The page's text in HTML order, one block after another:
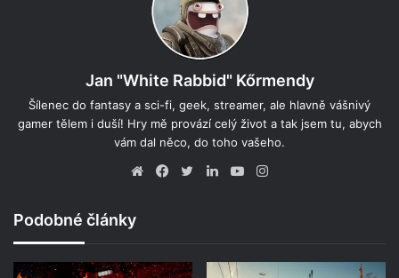
Jan "White Rabbid" Kőrmendy
Šílenec do fantasy a sci-fi, geek, streamer, ale hlavně vášnivý
gamer tělem i duší! Hry mě provází celý život a tak jsem tu, abych
vám dal něco, do toho vašeho.
WebsiteFacebook
TwitterLinkedInYouTube
Podobné články